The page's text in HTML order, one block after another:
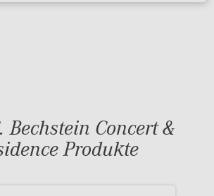
Bechstein Concert &
Produkte